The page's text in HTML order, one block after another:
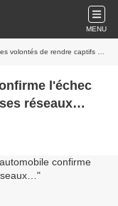
MENU
de rendre captifs ses réseaux…
l'échec
réseaux…